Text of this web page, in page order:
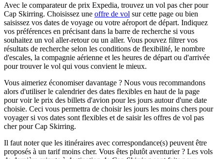
Avec le comparateur de prix Expedia, trouvez un vol pas cher pour
Cap Skirring. Choisissez une offre de vol sur cette page ou bien
saisissez vos dates de voyage ou votre aéroport de départ. Indiquez
vos préférences en précisant dans la barre de recherche si vous
souhaitez un vol aller-retour ou un aller. Vous pouvez filtrer vos
résultats de recherche selon les conditions de flexibilité, le nombre
d'escales, la compagnie aérienne et les heures de départ ou d'arrivée
pour trouver le vol qui vous convient le mieux.
Vous aimeriez économiser davantage ? Nous vous recommandons
alors d'utiliser le calendrier des dates flexibles en haut de la page
pour voir le prix des billets d'avion pour les jours autour d'une date
choisie. Ceci vous permettra de choisir les jours les moins chers pour
voyager si vos dates sont flexibles et de saisir les offres de vol pas
cher pour Cap Skirring.
Il faut noter que les itinéraires avec correspondance(s) peuvent être
proposés à un tarif moins cher. Vous êtes plutôt aventurier ? Les vols